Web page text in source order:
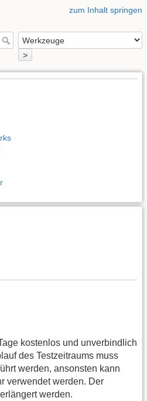
zum Inhalt springen
>
kostenlos und unverbindlich
des Testzeitraums muss
werden, ansonsten kann
verwendet werden. Der
werden.